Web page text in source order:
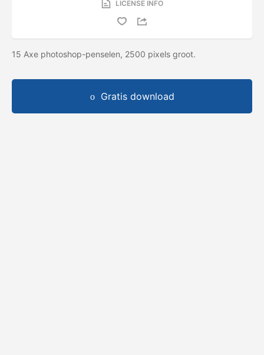
LICENSE INFO
15 Axe photoshop-penselen, 2500 pixels groot.
Gratis download